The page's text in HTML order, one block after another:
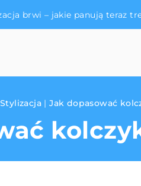
subtelne przejścia tonalne w
Stylizacja |Jak dopasować